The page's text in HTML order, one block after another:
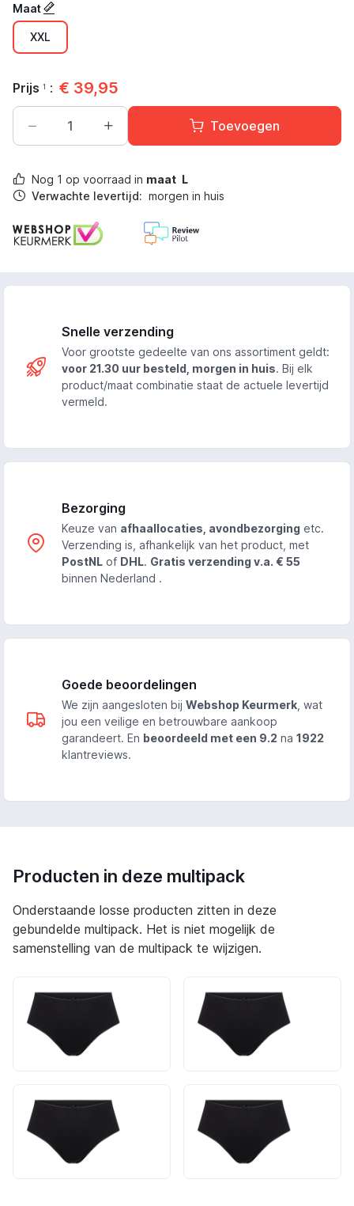
Maat
XXL
Prijs 1 : € 39,95
Toevoegen
Nog 1 op voorraad in maat L
Verwachte levertijd: morgen in huis
Snelle verzending
Voor grootste gedeelte van ons assortiment geldt:
voor 21.30 uur besteld, morgen in huis. Bij elk
product/maat combinatie staat de actuele levertijd
vermeld.
Bezorging
Keuze van afhaallocaties, avondbezorging etc.
Verzending is, afhankelijk van het product, met
PostNL of DHL. Gratis verzending v.a. € 55
binnen Nederland .
Goede beoordelingen
We zijn aangesloten bij Webshop Keurmerk , wat
jou een veilige en betrouwbare aankoop
garandeert. En beoordeeld met een 9.2 na 1922
klantreviews.
Producten in deze multipack
Onderstaande losse producten zitten in deze
gebundelde multipack. Het is niet mogelijk de
samenstelling van de multipack te wijzigen.